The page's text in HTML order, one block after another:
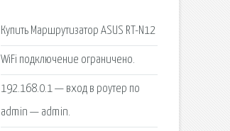
Купить Маршрутизатор ASUS RT-N12
WiFi подключение ограничено.
192.168.0.1 — вход в роутер по
admin — admin.